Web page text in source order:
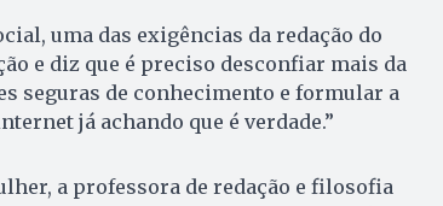
uma das exigências da redação do
e diz que é preciso desconfiar mais da
seguras de conhecimento e formular a
já achando que é verdade.”
a professora de redação e filosofia